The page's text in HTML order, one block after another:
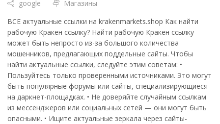
google
Магазины
ВСЕ актуальные ссылки на krakenmarkets.shop Как найти
рабочую Кракен ссылку? Найти рабочую Кракен ссылку
может быть непросто из-за большого количества
мошенников, предлагающих поддельные сайты. Чтобы
найти актуальные ссылки, следуйте этим советам: •
Пользуйтесь только проверенными источниками. Это могут
быть популярные форумы или сайты, специализирующиеся
на даркнет-площадках. • Не доверяйте случайным ссылкам
из мессенджеров или социальных сетей — они могут быть
опасными. • Ищите актуальные зеркала через сайты-